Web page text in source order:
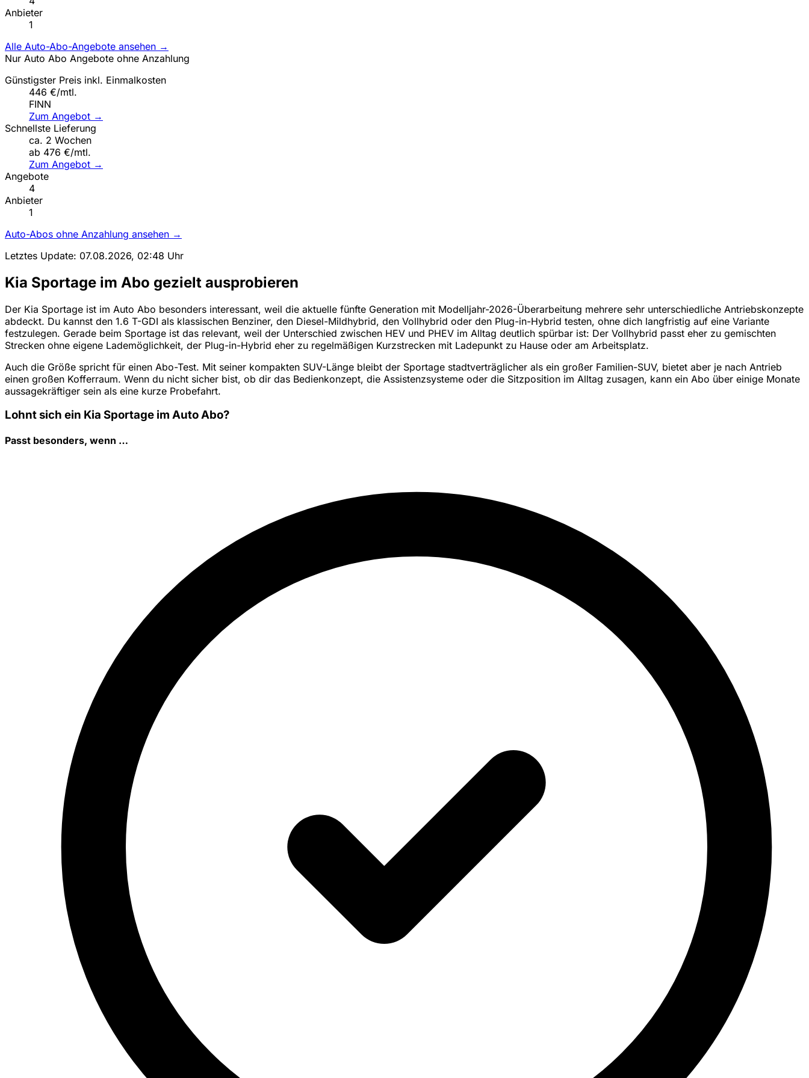
Anbieter
1
Alle Auto-Abo-Angebote ansehen →
Nur Auto Abo Angebote ohne Anzahlung
Günstigster Preis inkl. Einmalkosten
446 €/mtl.
FINN
Zum Angebot →
Schnellste Lieferung
ca. 2 Wochen
ab 476 €/mtl.
Zum Angebot →
Angebote
4
Anbieter
1
Auto-Abos ohne Anzahlung ansehen →
Letztes Update: 07.08.2026, 02:48 Uhr
Kia Sportage im Abo gezielt ausprobieren
Der Kia Sportage ist im Auto Abo besonders interessant, weil die aktuelle fünfte Generation mit Modelljahr-2026-Überarbeitung mehrere sehr unterschiedliche Antriebskonzepte
abdeckt. Du kannst den 1.6 T-GDI als klassischen Benziner, den Diesel-Mildhybrid, den Vollhybrid oder den Plug-in-Hybrid testen, ohne dich langfristig auf eine Variante
festzulegen. Gerade beim Sportage ist das relevant, weil der Unterschied zwischen HEV und PHEV im Alltag deutlich spürbar ist: Der Vollhybrid passt eher zu gemischten
Strecken ohne eigene Lademöglichkeit, der Plug-in-Hybrid eher zu regelmäßigen Kurzstrecken mit Ladepunkt zu Hause oder am Arbeitsplatz.
Auch die Größe spricht für einen Abo-Test. Mit seiner kompakten SUV-Länge bleibt der Sportage stadtverträglicher als ein großer Familien-SUV, bietet aber je nach Antrieb
einen großen Kofferraum. Wenn du nicht sicher bist, ob dir das Bedienkonzept, die Assistenzsysteme oder die Sitzposition im Alltag zusagen, kann ein Abo über einige Monate
aussagekräftiger sein als eine kurze Probefahrt.
Lohnt sich ein Kia Sportage im Auto Abo?
Passt besonders, wenn …